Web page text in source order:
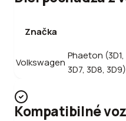
Značka
Volkswagen
Phaeton (3D1,
3D7, 3D8,
Kompatibilné